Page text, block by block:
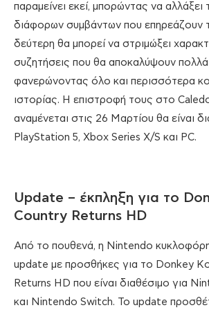
παραμείνει εκεί, μπορώντας να αλλάξει
διάφορων συμβάντων που επηρεάζουν
δεύτερη θα μπορεί να στριμώξει
συζητήσεις που θα αποκαλύψουν πολλά
φανερώνοντας όλο και περισσότερα
ιστορίας. Η επιστροφή τους στο
αναμένεται στις 26 Μαρτίου θα είναι
PlayStation 5, Xbox Series X/S και PC.
Update – έκπληξη για το
Country Returns HD
Από το πουθενά, η Nintendo
update με προσθήκες για το Donkey
Returns HD που είναι διαθέσιμο για
και Nintendo Switch. Το update